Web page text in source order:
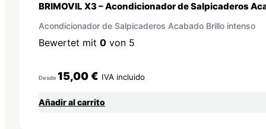
BRIMOVIL X3 – Acondicionador de Salpicaderos
Acondicionador de Salpicaderos Acabado Brillo intenso
Bewertet mit 0 von 5
Desde15,00€ IVA incluido
Añadir al carrito